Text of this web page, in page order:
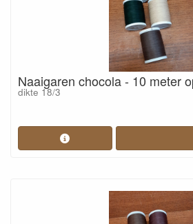
Naaigaren chocola - 10 meter
dikte 18/3